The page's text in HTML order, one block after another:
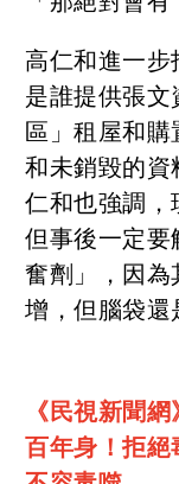
高仁和進一步
是誰提供張
區」租屋和
和未銷毀的資
仁和也強調，
但事後一定要
奮劑」，因為
增，但腦袋還
《民視新聞
百年身！拒絕